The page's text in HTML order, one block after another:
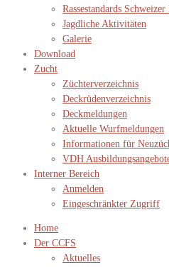
Rassestandards
Jagdliche Aktivitäten
Galerie
Download
Zucht
Züchterverzeichnis
Deckrüdenverzeichnis
Deckmeldungen
Aktuelle Wurfmeldungen
Informationen für
VDH
Interner Bereich
Anmelden
Eingeschränkter Zugriff
Home
Der CCFS
Aktuelles